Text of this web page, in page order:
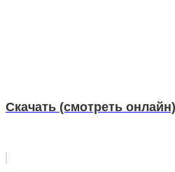
Скачать (смотреть